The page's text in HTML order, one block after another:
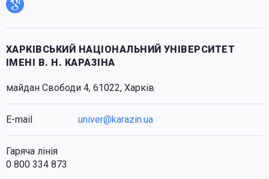
ХАРКІВСЬКИЙ НАЦІОНАЛЬНИЙ УНІВЕРСИТЕТ
ІМЕНІ В. Н. КАРАЗІНА
майдан Свободи 4, 61022, Харків
E-mail univer@karazin.ua
Гаряча лінія
0 800 334 873